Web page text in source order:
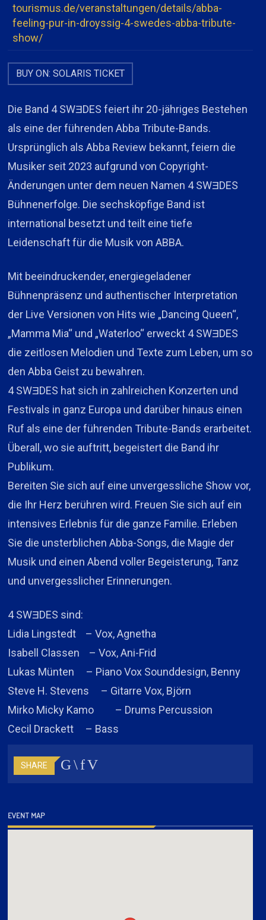
tourismus.de/veranstaltungen/details/abba-
feeling-pur-in-droyssig-4-swedes-abba-tribute-
show/
BUY ON: SOLARIS TICKET
Die Band 4 SWƎDES feiert ihr 20-jähriges Bestehen
als eine der führenden Abba Tribute-Bands.
Ursprünglich als Abba Review bekannt, feiern die
Musiker seit 2023 aufgrund von Copyright-
Änderungen unter dem neuen Namen 4 SWƎDES
Bühnenerfolge. Die sechsköpfige Band ist
international besetzt und teilt eine tiefe
Leidenschaft für die Musik von ABBA.
Mit beeindruckender, energiegeladener
Bühnenpräsenz und authentischer Interpretation
der Live Versionen von Hits wie „Dancing Queen“,
„Mamma Mia“ und „Waterloo“ erweckt 4 SWƎDES
die zeitlosen Melodien und Texte zum Leben, um so
den Abba Geist zu bewahren.
4 SWƎDES hat sich in zahlreichen Konzerten und
Festivals in ganz Europa und darüber hinaus einen
Ruf als eine der führenden Tribute-Bands erarbeitet.
Überall, wo sie auftritt, begeistert die Band ihr
Publikum.
Bereiten Sie sich auf eine unvergessliche Show vor,
die Ihr Herz berühren wird. Freuen Sie sich auf ein
intensives Erlebnis für die ganze Familie. Erleben
Sie die unsterblichen Abba-Songs, die Magie der
Musik und einen Abend voller Begeisterung, Tanz
und unvergesslicher Erinnerungen.
4 SWƎDES sind:
Lidia Lingstedt – Vox, Agnetha
Isabell Classen – Vox, Ani-Frid
Lukas Münten – Piano Vox Sounddesign, Benny
Steve H. Stevens – Gitarre Vox, Björn
Mirko Micky Kamo – Drums Percussion
Cecil Drackett – Bass
SHARE
EVENT MAP